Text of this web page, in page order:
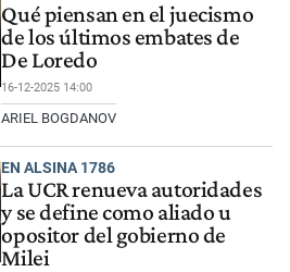
Qué piensan en el juecismo
de los últimos embates de
De Loredo
16-12-2025 14:00
ARIEL BOGDANOV
EN ALSINA 1786
La UCR renueva autoridades
y se define como aliado u
opositor del gobierno de
Milei